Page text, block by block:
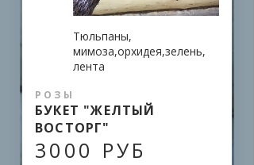
Тюльпаны,
мимоза,орхидея,зелень,
лента
РОЗЫ
БУКЕТ "ЖЕЛТЫЙ
ВОСТОРГ"
3000 РУБ